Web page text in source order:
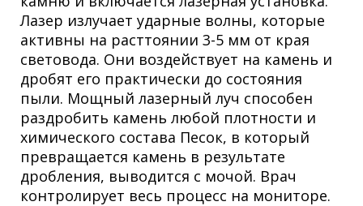
Лазер излучает ударные волны, которые
активны на расттоянии 3-5 мм от края
световода. Они воздействует на камень и
дробят его практически до состояния
пыли. Мощный лазерный луч способен
раздробить камень любой плотности и
химического состава Песок, в который
превращается камень в результате
дробления, выводится с мочой. Врач
контролирует весь процесс на мониторе.